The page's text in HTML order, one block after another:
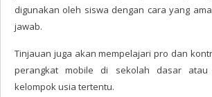
digunakan oleh siswa dengan cara yang
jawab.
Tinjauan juga akan mempelajari pro dan
perangkat mobile di sekolah dasar atau
kelompok usia tertentu.